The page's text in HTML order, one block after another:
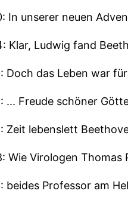
In unserer neuen
Klar, Ludwig fand
Doch das Leben war
... Freude schöner
Zeit lebenslett
Wie Virologen Thomas
beides Professor am